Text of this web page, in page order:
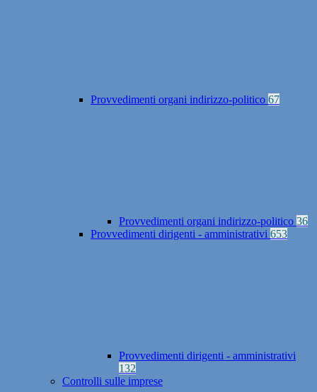
Provvedimenti organi indirizzo-politico 67
Provvedimenti organi indirizzo-politico 36
Provvedimenti dirigenti - amministrativi 653
Provvedimenti dirigenti - amministrativi
132
Controlli sulle imprese